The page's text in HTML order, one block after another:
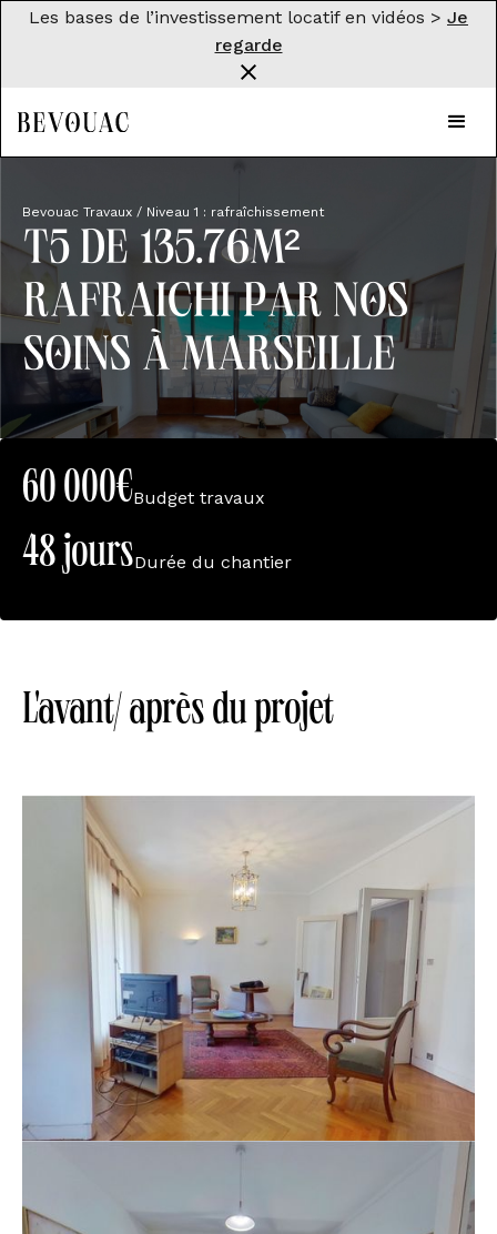
Les bases de l’investissement locatif en vidéos > Je
regarde
Bevouac Travaux / Niveau 1 : rafraîchissement
T5 de 135.76M²
Rafraîchi par nos
soins à marseille
60 000€Budget travaux
48 joursDurée du chantier
L'avant/ après du projet